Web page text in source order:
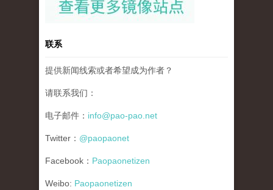
联系
提供新闻线索或者希望成为作者？
请联系我们：
电子邮件： info@pao-pao.net
Twitter： @paopaonet
Facebook： Paopaonetizen
Weibo: Paopaonetizen